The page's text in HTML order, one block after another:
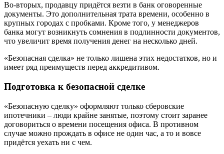
Во-вторых, продавцу придётся везти в банк оговоренные
документы. Это дополнительная трата времени, особенно в
крупных городах с пробками. Кроме того, у менеджеров
банка могут возникнуть сомнения в подлинности документов,
что увеличит время получения денег на несколько дней.
«Безопасная сделка» не только лишена этих недостатков, но и
имеет ряд преимуществ перед аккредитивом.
Подготовка к безопасной сделке
«Безопасную сделку» оформляют только сберовские
ипотечники – люди крайне занятые, поэтому стоит заранее
договориться о времени посещения офиса. В противном
случае можно прождать в офисе не один час, а то и вовсе
придётся уехать ни с чем.